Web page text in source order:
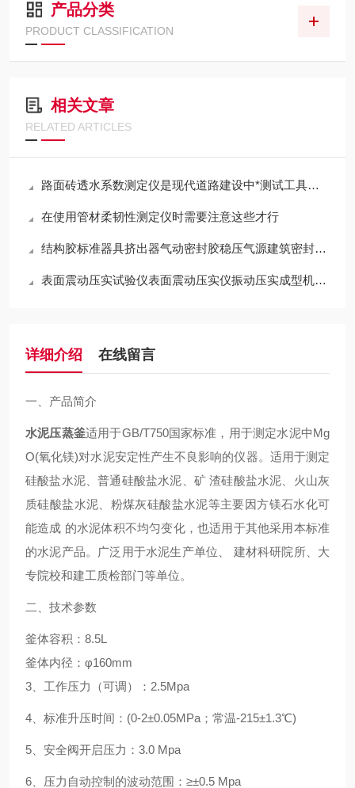
产品分类
PRODUCT CLASSIFICATION
相关文章
RELATED ARTICLES
路面砖透水系数测定仪是现代道路建设中*测试工具之一
在使用管材柔韧性测定仪时需要注意这些才行
结构胶标准器具挤出器气动密封胶稳压气源建筑密封材料挤出性黄铜
表面震动压实试验仪表面震动压实仪振动压实成型机表面振动压实仪简介
详细介绍 在线留言
一、产品简介
水泥压蒸釜适用于GB/T750国家标准，用于测定水泥中Mg
O(氧化镁)对水泥安定性产生不良影响的仪器。 适用于测定
硅酸盐水泥、普通硅酸盐水泥、矿 渣硅酸盐水泥、火山灰
质硅酸盐水泥、粉煤灰硅酸盐水泥等主要因方镁石水化可
能造成 的水泥体积不均匀变化，也适用于其他采用本标准
的水泥产品。广泛用于水泥生产单位、
建材科研院所、大
专院校和建工质检部门等单位。
二、技术参数
釜体容积： 8.5L
釜体内径： φ160mm
3
工作压力（可调）： 2.5Mpa
4 标准升压时间： (0-2±0.05MPa ；常温-215±1.3℃)
5 、安全阀开启压力： 3.0 Mpa
6 、压力自动控制的波动范围： ≥±0.5 Mpa